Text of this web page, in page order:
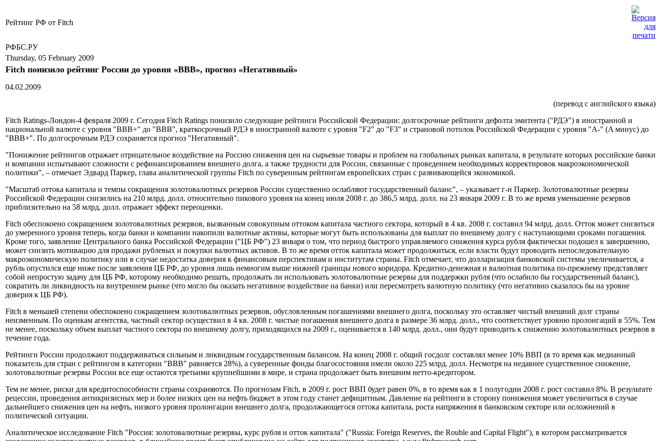
Рейтинг РФ от Fitch
РФБС.РУ
Thursday, 05 February 2009
Fitch понизило рейтинг России до уровня «BBB», прогноз «Негативный»
04.02.2009
(перевод с английского языка)
Fitch Ratings-Лондон-4 февраля 2009 г. Сегодня Fitch Ratings понизило следующие рейтинги Российской Федерации: долгосрочные рейтинги дефолта эмитента ("РДЭ") в иностранной и
национальной валюте с уровня "BBB+" до "BBB", краткосрочный РДЭ в иностранной валюте с уровня "F2" до "F3" и страновой потолок Российской Федерации с уровня "A-" (A минус) до
"BBB+". По долгосрочным РДЭ сохраняется прогноз "Негативный".
"Понижение рейтингов отражает отрицательное воздействие на Россию снижения цен на сырьевые товары и проблем на глобальных рынках капитала, в результате которых российские банки
и компании испытывают сложности с рефинансированием внешнего долга, а также трудности для России, связанные с проведением необходимых корректировок макроэкономической
политики", – отмечает Эдвард Паркер, глава аналитической группы Fitch по суверенным рейтингам европейских стран с развивающейся экономикой.
"Масштаб оттока капитала и темпы сокращения золотовалютных резервов России существенно ослабляют государственный баланс", – указывает г-н Паркер. Золотовалютные резервы
Российской Федерации снизились на 210 млрд. долл. относительно пикового уровня на конец июля 2008 г. до 386,5 млрд. долл. на 23 января 2009 г. В то же время уменьшение резервов
приблизительно на 58 млрд. долл. отражает эффект переоценки.
Fitch обеспокоено сокращением золотовалютных резервов, вызванным совокупным оттоком капитала частного сектора, который в 4 кв. 2008 г. составил 94 млрд. долл. Отток может снизиться
до умеренного уровня теперь, когда банки и компании накопили валютные активы, которые могут быть использованы для выплат по внешнему долгу с наступающими сроками погашения.
Кроме того, заявление Центрального банка Российской Федерации ("ЦБ РФ") 23 января о том, что период быстрого управляемого снижения курса рубля фактически подошел к завершению,
может снизить мотивацию для продажи рублевых и покупки валютных активов. В то же время отток капитала может продолжиться, если власти будут проводить непоследовательную
макроэкономическую политику или в случае недостатка доверия к финансовым перспективам и институтам страны. Fitch отмечает, что долларизация банковской системы увеличивается, а
рубль опустился еще ниже после заявления ЦБ РФ, до уровня лишь немногим выше нижней границы нового коридора. Кредитно-денежная и валютная политика по-прежнему представляет
собой непростую задачу для ЦБ РФ, которому необходимо решать, продолжать ли использовать золотовалютные резервы для поддержки рубля (что ослабило бы государственный баланс),
сократить ли ликвидность на внутреннем рынке (что могло бы оказать негативное воздействие на банки) или пересмотреть валютную политику (что негативно сказалось бы на уровне
доверия к ЦБ РФ).
Fitch в меньшей степени обеспокоено сокращением золотовалютных резервов, обусловленным погашениями внешнего долга, поскольку это оставляет чистый внешний долг страны
неизменным. По оценкам агентства, частный сектор осуществил в 4 кв. 2008 г. чистые погашения внешнего долга в размере 36 млрд. долл., что соответствует уровню пролонгаций в 55%. Тем
не менее, поскольку объем выплат частного сектора по внешнему долгу, приходящихся на 2009 г., оценивается в 140 млрд. долл., они будут приводить к снижению золотовалютных резервов в
течение года.
Рейтинги России продолжают поддерживаться сильным и ликвидным государственным балансом. На конец 2008 г. общий госдолг составлял менее 10% ВВП (в то время как медианный
показатель для стран с рейтингом в категории "BBB" равняется 28%), а суверенные фонды благосостояния имели около 225 млрд. долл. Несмотря на недавнее существенное снижение,
золотовалютные резервы России все еще остаются третьими крупнейшими в мире, и страна продолжает быть внешним нетто-кредитором.
Тем не менее, риски для кредитоспособности страны сохраняются. По прогнозам Fitch, в 2009 г. рост ВВП будет равен 0%, в то время как в 1 полугодии 2008 г. рост составил 8%. В результате
рецессии, проведения антикризисных мер и более низких цен на нефть бюджет в этом году станет дефицитным. Давление на рейтинги в сторону понижения может увеличиться в случае
дальнейшего снижения цен на нефть, низкого уровня пролонгации внешнего долга, продолжающегося оттока капитала, роста напряжения в банковском секторе или осложнений в
политической ситуации.
Аналитическое исследование Fitch "Россия: золотовалютные резервы, курс рубля и отток капитала" ("Russia: Foreign Reserves, the Rouble and Capital Flight"), в котором рассматривается